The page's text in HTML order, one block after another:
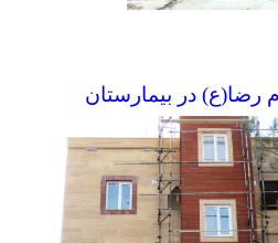
رضا(ع) در بیمارستان